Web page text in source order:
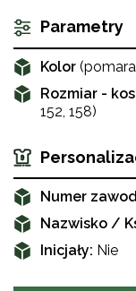
Parametry
Kolor
Rozmiar -
152, 158)
Numer
Nazwisko /
Inicjały: Nie